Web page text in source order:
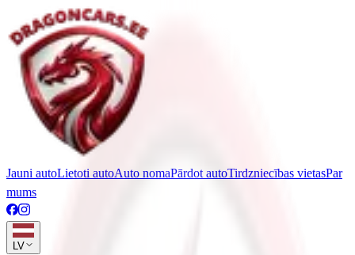
Jauni autoLietoti autoAuto nomaPārdot autoTirdzniecības vietasPar
mums
LV